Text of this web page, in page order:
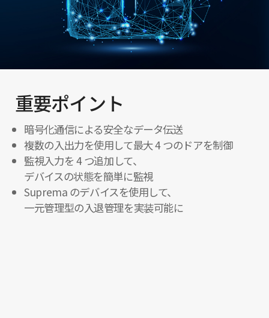
重要ポイント
暗号化通信による安全なデータ伝送
複数の入出力を使用して最大 4 つのドアを制御
監視入力を 4 つ追加して、
デバイスの状態を簡単に監視
Suprema のデバイスを使用して、
一元管理型の入退管理を実装可能に